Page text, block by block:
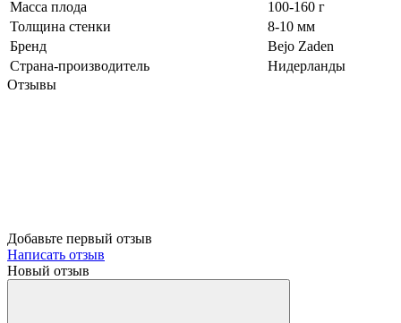
Масса плода
100-160 г
Толщина стенки
8-10 мм
Бренд
Bejo Zaden
Страна-производитель
Нидерланды
Отзывы
Добавьте первый отзыв
Написать отзыв
Новый отзыв